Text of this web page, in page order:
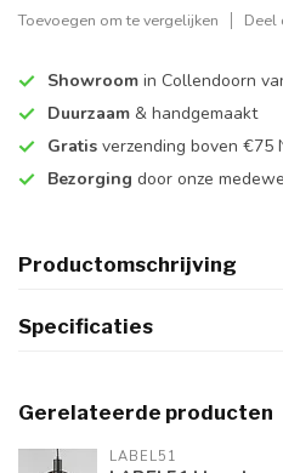
Toevoegen om te vergelijken Deel
Showroom in Collendoorn
Duurzaam & handgemaakt
Gratis verzending boven €75
Bezorging door onze
Productomschrijving
Specificaties
Gerelateerde producten
LABEL51